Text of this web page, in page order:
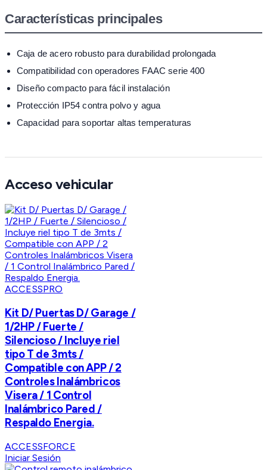
Características principales
Caja de acero robusto para durabilidad prolongada
Compatibilidad con operadores FAAC serie 400
Diseño compacto para fácil instalación
Protección IP54 contra polvo y agua
Capacidad para soportar altas temperaturas
Acceso vehicular
ACCESSPRO
Kit D/ Puertas D/ Garage /
1/2HP / Fuerte /
Silencioso / Incluye riel
tipo T de 3mts /
Compatible con APP / 2
Controles Inalámbricos
Visera / 1 Control
Inalámbrico Pared /
Respaldo Energia.
ACCESSFORCE
Iniciar Sesión